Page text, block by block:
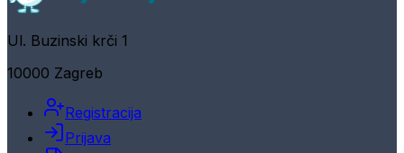
Ul. Buzinski krči 1
10000 Zagreb
Registracija
Prijava